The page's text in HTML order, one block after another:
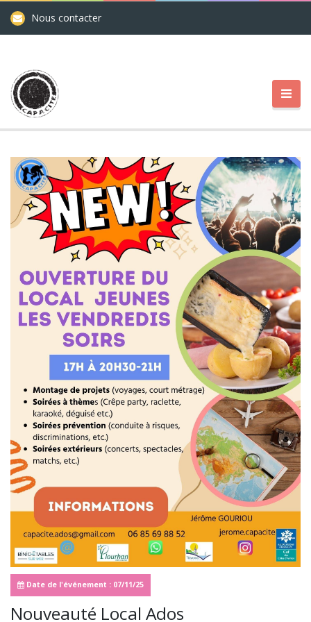
Nous contacter
Date de l'événement : 07/11/25
Nouveauté Local Ados